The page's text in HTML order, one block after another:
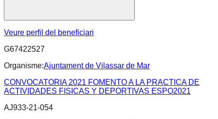
Veure perfil del beneficiari
G67422527
Organisme:Ajuntament de Vilassar de Mar
CONVOCATORIA 2021 FOMENTO A LA PRACTICA DE
ACTIVIDADES FISICAS Y DEPORTIVAS ESPO2021
AJ933-21-054